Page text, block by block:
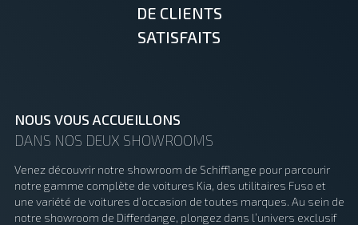
DE CLIENTS
SATISFAITS
NOUS VOUS ACCUEILLONS
DANS NOS DEUX SHOWROOMS
Venez découvrir notre showroom de Schifflange pour parcourir
notre gamme complète de voitures Kia, des utilitaires Fuso et
une variété de voitures d’occasion de toutes marques. Au sein de
notre showroom de Differdange, plongez dans l’univers exclusif